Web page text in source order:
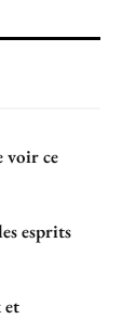
voir ce
esprits
et